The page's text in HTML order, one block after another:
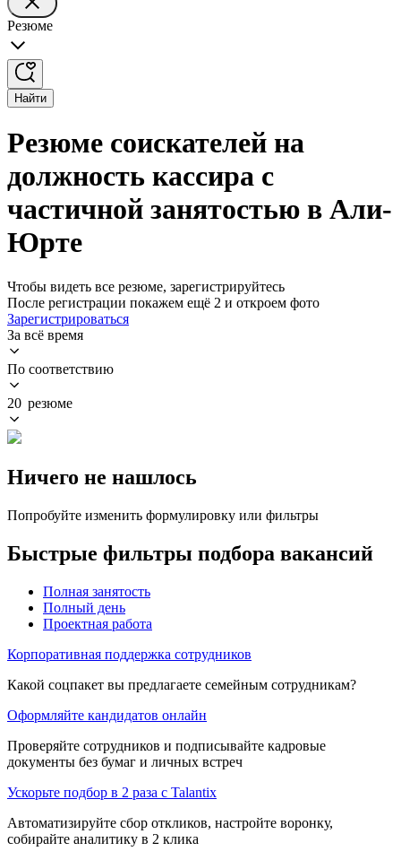
Резюме
Найти
Резюме соискателей на
должность кассира с
частичной занятостью в Али-
Юрте
Чтобы видеть все резюме, зарегистрируйтесь
После регистрации покажем ещё 2 и откроем фото
Зарегистрироваться
За всё время
По соответствию
20 резюме
Ничего не нашлось
Попробуйте изменить формулировку или фильтры
Быстрые фильтры подбора вакансий
Полная занятость
Полный день
Проектная работа
Корпоративная поддержка сотрудников
Какой соцпакет вы предлагаете семейным сотрудникам?
Оформляйте кандидатов онлайн
Проверяйте сотрудников и подписывайте кадровые
документы без бумаг и личных встреч
Ускорьте подбор в 2 раза с Talantix
Автоматизируйте сбор откликов, настройте воронку,
собирайте аналитику в 2 клика